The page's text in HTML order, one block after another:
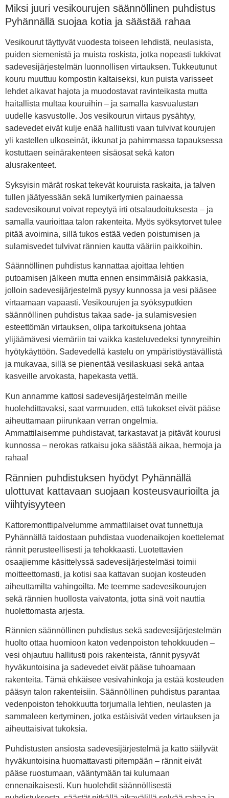
Miksi juuri vesikourujen säännöllinen puhdistus
Pyhännällä suojaa kotia ja säästää rahaa
Vesikourut täyttyvät vuodesta toiseen lehdistä, neulasista,
puiden siemenistä ja muista roskista, jotka nopeasti tukkivat
sadevesijärjestelmän luonnollisen virtauksen. Tukkeutunut
kouru muuttuu kompostin kaltaiseksi, kun puista varisseet
lehdet alkavat hajota ja muodostavat ravinteikasta mutta
haitallista multaa kouruihin – ja samalla kasvualustan
uudelle kasvustolle. Jos vesikourun virtaus pysähtyy,
sadevedet eivät kulje enää hallitusti vaan tulvivat kourujen
yli kastellen ulkoseinät, ikkunat ja pahimmassa tapauksessa
kostuttaen seinärakenteen sisäosat sekä katon
alusrakenteet.
Syksyisin märät roskat tekevät kouruista raskaita, ja talven
tullen jäätyessään sekä lumikertymien painaessa
sadevesikourut voivat repeytyä irti otsalaudoituksesta – ja
samalla vaurioittaa talon rakenteita. Myös syöksytorvet tulee
pitää avoimina, sillä tukos estää veden poistumisen ja
sulamisvedet tulvivat rännien kautta vääriin paikkoihin.
Säännöllinen puhdistus kannattaa ajoittaa lehtien
putoamisen jälkeen mutta ennen ensimmäisiä pakkasia,
jolloin sadevesijärjestelmä pysyy kunnossa ja vesi pääsee
virtaamaan vapaasti. Vesikourujen ja syöksyputkien
säännöllinen puhdistus takaa sade- ja sulamisvesien
esteettömän virtauksen, olipa tarkoituksena johtaa
ylijäämävesi viemäriin tai vaikka kasteluvedeksi tynnyreihin
hyötykäyttöön. Sadevedellä kastelu on ympäristöystävällistä
ja mukavaa, sillä se pienentää vesilaskuasi sekä antaa
kasveille arvokasta, hapekasta vettä.
Kun annamme kattosi sadevesijärjestelmän meille
huolehdittavaksi, saat varmuuden, että tukokset eivät pääse
aiheuttamaan piirunkaan verran ongelmia.
Ammattilaisemme puhdistavat, tarkastavat ja pitävät kourusi
kunnossa – nerokas ratkaisu joka säästää aikaa, hermoja ja
rahaa!
Rännien puhdistuksen hyödyt Pyhännällä
ulottuvat kattavaan suojaan kosteusvaurioilta ja
viihtyisyyteen
Kattoremonttipalvelumme ammattilaiset ovat tunnettuja
Pyhännällä taidostaan puhdistaa vuodenaikojen koettelemat
rännit perusteellisesti ja tehokkaasti. Luotettavien
osaajiemme käsittelyssä sadevesijärjestelmäsi toimii
moitteettomasti, ja kotisi saa kattavan suojan kosteuden
aiheuttamilta vahingoilta. Me teemme sadevesikourujen
sekä rännien huollosta vaivatonta, jotta sinä voit nauttia
huolettomasta arjesta.
Rännien säännöllinen puhdistus sekä sadevesijärjestelmän
huolto ottaa huomioon katon vedenpoiston tehokkuuden –
vesi ohjautuu hallitusti pois rakenteista, rännit pysyvät
hyväkuntoisina ja sadevedet eivät pääse tuhoamaan
rakenteita. Tämä ehkäisee vesivahinkoja ja estää kosteuden
pääsyn talon rakenteisiin. Säännöllinen puhdistus parantaa
vedenpoiston tehokkuutta torjumalla lehtien, neulasten ja
sammaleen kertyminen, jotka estäisivät veden virtauksen ja
aiheuttaisivat tukoksia.
Puhdistusten ansiosta sadevesijärjestelmä ja katto säilyvät
hyväkuntoisina huomattavasti pitempään – rännit eivät
pääse ruostumaan, vääntymään tai kulumaan
ennenaikaisesti. Kun huolehdit säännöllisestä